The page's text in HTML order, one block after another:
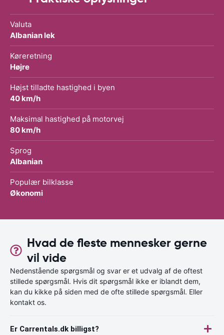
Valuta
Albanian lek
Køreretning
Højre
Højst tilladte hastighed i byen
40 km/h
Maksimal hastighed på motorvej
80 km/h
Sprog
Albanian
Populær bilklasse
Økonomi
Hvad de fleste mennesker gerne
vil vide
Nedenstående spørgsmål og svar er et udvalg af de oftest
stillede spørgsmål. Hvis dit spørgsmål ikke er iblandt dem,
kan du kikke på siden med de ofte stillede spørgsmål. Eller
kontakt os.
Er Carrentals.dk billigst?